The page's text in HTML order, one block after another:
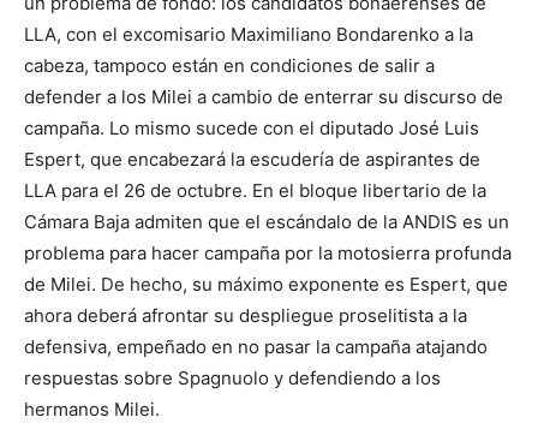
LLA, con el excomisario Maximiliano Bondarenko a la
cabeza, tampoco están en condiciones de salir a
defender a los Milei a cambio de enterrar su discurso de
campaña. Lo mismo sucede con el diputado José Luis
Espert, que encabezará la escudería de aspirantes de
LLA para el 26 de octubre. En el bloque libertario de la
Cámara Baja admiten que el escándalo de la ANDIS es un
problema para hacer campaña por la motosierra profunda
de Milei. De hecho, su máximo exponente es Espert, que
ahora deberá afrontar su despliegue proselitista a la
defensiva, empeñado en no pasar la campaña atajando
respuestas sobre Spagnuolo y defendiendo a los
hermanos Milei.